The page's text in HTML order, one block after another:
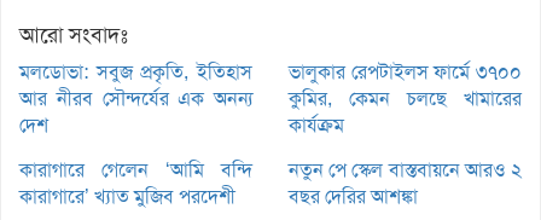
আরো সংবাদঃ
মলডোভা: সবুজ প্রকৃতি, ইতিহাস
আর নীরব সৌন্দর্যের এক অনন্য
দেশ
ভালুকার রেপটাইলস ফার্মে ৩৭০০
কুমির, কেমন চলছে খামারের
কার্যক্রম
কারাগারে গেলেন ‘আমি বন্দি
কারাগারে’ খ্যাত মুজিব পরদেশী
নতুন পে স্কেল বাস্তবায়নে আরও ২
বছর দেরির আশঙ্কা